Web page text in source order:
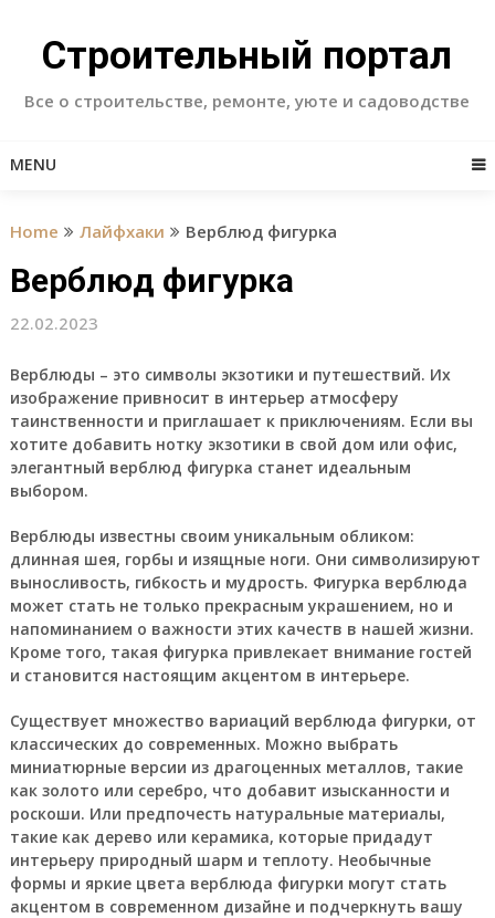
contentСтроительный портал
Все о строительстве, ремонте, уюте и садоводстве
MENU
Home Лайфхаки Верблюд фигурка
Верблюд фигурка
22.02.2023
Верблюды – это символы экзотики и путешествий. Их
изображение привносит в интерьер атмосферу
таинственности и приглашает к приключениям. Если вы
хотите добавить нотку экзотики в свой дом или офис,
элегантный верблюд фигурка станет идеальным
выбором.
Верблюды известны своим уникальным обликом:
длинная шея, горбы и изящные ноги. Они символизируют
выносливость, гибкость и мудрость. Фигурка верблюда
может стать не только прекрасным украшением, но и
напоминанием о важности этих качеств в нашей жизни.
Кроме того, такая фигурка привлекает внимание гостей
и становится настоящим акцентом в интерьере.
Существует множество вариаций верблюда фигурки, от
классических до современных. Можно выбрать
миниатюрные версии из драгоценных металлов, такие
как золото или серебро, что добавит изысканности и
роскоши. Или предпочесть натуральные материалы,
такие как дерево или керамика, которые придадут
интерьеру природный шарм и теплоту. Необычные
формы и яркие цвета верблюда фигурки могут стать
акцентом в современном дизайне и подчеркнуть вашу